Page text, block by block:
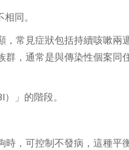
同。
，常見症狀包括持續咳嗽兩
群，通常是與傳染性個案同
」的階段。
時，可控制不發病，這種平